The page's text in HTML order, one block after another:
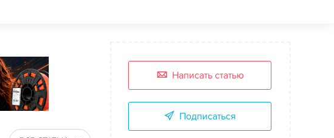
Написать статью
Подписаться